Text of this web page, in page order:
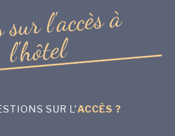
surl'accèsà
l'hôtel
SUR L'ACCÈS ?